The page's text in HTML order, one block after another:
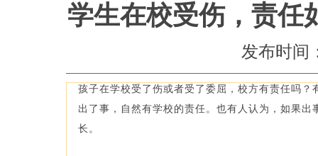
学生在校受伤，责任
发布时间
孩子在学校受了伤或者受了委屈，校方有责任吗
出了事，自然有学校的责任。也有人认为，如果
长。